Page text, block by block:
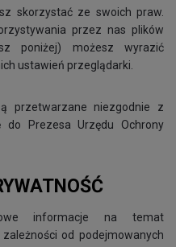
skorzystać ze swoich praw.
przez nas plików
poniżej) możesz wyrazić
ustawień przeglądarki.
przetwarzane niezgodnie z
do Prezesa Urzędu Ochrony
informacje na temat
od podejmowanych